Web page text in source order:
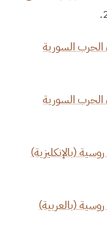
الحرب السورية
الحرب السورية
(بالإنكليزية)
(بالعربية)